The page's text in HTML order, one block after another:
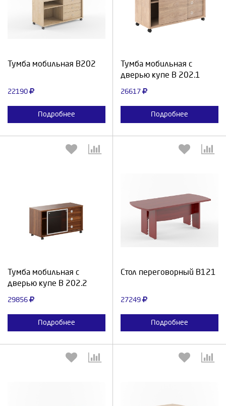
Тумба мобильная В202
22190
Подробнее
Выберите количество:
Тумба мобильная с
дверью купе В 202.1
26617
Подробнее
Выберите количество:
Тумба мобильная с
дверью купе В 202.2
29856
Подробнее
Выберите количество:
Стол переговорный В121
27249
Подробнее
Выберите количество: